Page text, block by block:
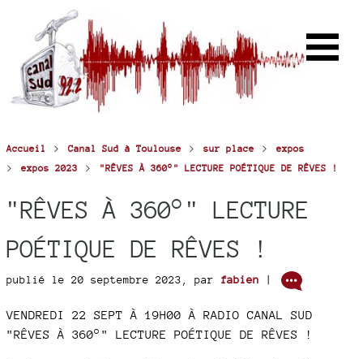
Accueil > Canal Sud à Toulouse > sur place > expos
> expos 2023 > "RÊVES À 360°" LECTURE POÉTIQUE DE RÊVES !
"RÊVES À 360°" LECTURE
POÉTIQUE DE RÊVES !
publié le 20 septembre 2023, par fabien |
VENDREDI 22 SEPT À 19H00 À RADIO CANAL SUD
"RÊVES À 360°" LECTURE POÉTIQUE DE RÊVES !